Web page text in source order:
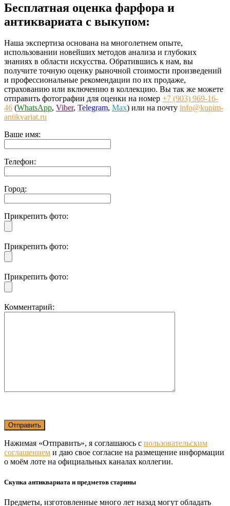
Бесплатная оценка фарфора и
антиквариата с выкупом:
Наша экспертиза основана на многолетнем опыте,
использовании новейших методов анализа и глубоких
знаниях в области искусства. Обратившись к нам, вы
получите точную оценку рыночной стоимости произведений
и профессиональные рекомендации по их продаже,
страхованию или включению в коллекцию. Вы так же можете
отправить фотографии для оценки на номер +7 (903) 969-16-
46 (WhatsApp, Viber, Telegram, Max) или на почту info@kupim-
antikvariat.ru
Ваше имя:
Телефон:
Город:
Прикрепить фото:
Прикрепить фото:
Прикрепить фото:
Комментарий:
Нажимая «Отправить», я соглашаюсь с пользовательским
соглашением и даю свое согласие на размещение информации
о моём лоте на официальных каналах коллегии.
Скупка антиквариата и предметов старины
Предметы, изготовленные много лет назад могут обладать